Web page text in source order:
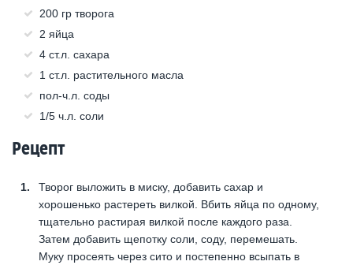
200 гр творога
2 яйца
4 ст.л. сахара
1 ст.л. растительного масла
пол-ч.л. соды
1/5 ч.л. соли
Рецепт
Творог выложить в миску, добавить сахар и
хорошенько растереть вилкой. Вбить яйца по одному,
тщательно растирая вилкой после каждого раза.
Затем добавить щепотку соли, соду, перемешать.
Муку просеять через сито и постепенно всыпать в